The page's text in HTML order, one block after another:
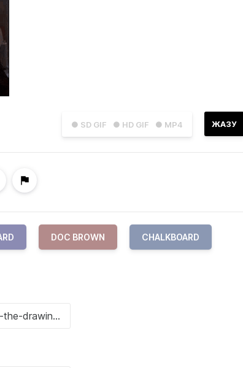
● SD GIF ● HD GIF ● MP4 ЖАЗУ
DOC BROWN CHALKBOARD